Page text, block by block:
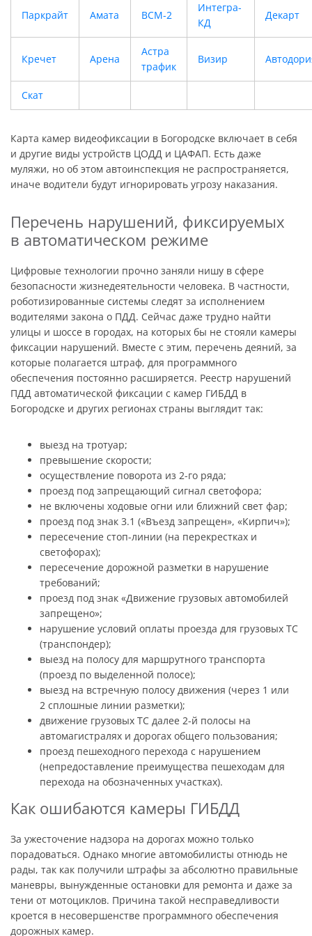
Паркрайт Амата ВСМ-2
Интегра-
КД
Декарт
Кречет Арена
Астра
трафик
Визир
Скат
Карта камер видеофиксации в Богородске включает в себя
и другие виды устройств ЦОДД и ЦАФАП. Есть даже
муляжи, но об этом автоинспекция не распространяется,
иначе водители будут игнорировать угрозу наказания.
Перечень нарушений, фиксируемых
в автоматическом режиме
Цифровые технологии прочно заняли нишу в сфере
безопасности жизнедеятельности человека. В частности,
роботизированные системы следят за исполнением
водителями закона о ПДД. Сейчас даже трудно найти
улицы и шоссе в городах, на которых бы не стояли камеры
фиксации нарушений. Вместе с этим, перечень деяний, за
которые полагается штраф, для программного
обеспечения постоянно расширяется. Реестр нарушений
ПДД автоматической фиксации с камер ГИБДД в
Богородске и других регионах страны выглядит так:
выезд на тротуар;
превышение скорости;
осуществление поворота из 2-го ряда;
проезд под запрещающий сигнал светофора;
не включены ходовые огни или ближний свет фар;
проезд под знак 3.1 («Въезд запрещен», «Кирпич»);
пересечение стоп-линии (на перекрестках и
светофорах);
пересечение дорожной разметки в нарушение
требований;
проезд под знак «Движение грузовых автомобилей
запрещено»;
нарушение условий оплаты проезда для грузовых ТС
(транспондер);
выезд на полосу для маршрутного транспорта
(проезд по выделенной полосе);
выезд на встречную полосу движения (через 1 или
2 сплошные линии разметки);
движение грузовых ТС далее 2-й полосы на
автомагистралях и дорогах общего пользования;
проезд пешеходного перехода с нарушением
(непредоставление преимущества пешеходам для
перехода на обозначенных участках).
Как ошибаются камеры ГИБДД
За ужесточение надзора на дорогах можно только
порадоваться. Однако многие автомобилисты отнюдь не
рады, так как получили штрафы за абсолютно правильные
маневры, вынужденные остановки для ремонта и даже за
тени от мотоциклов. Причина такой несправедливости
кроется в несовершенстве программного обеспечения
дорожных камер.